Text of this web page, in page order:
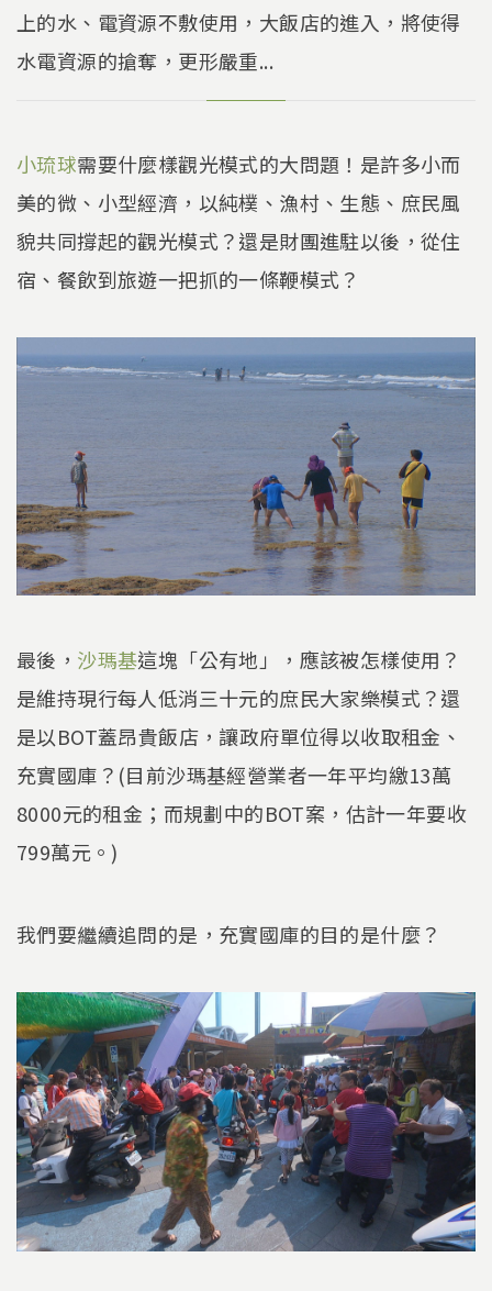
上的水、電資源不敷使用，大飯店的進入，將使得
水電資源的搶奪，更形嚴重...
小琉球需要什麼樣觀光模式的大問題！是許多小而
美的微、小型經濟，以純樸、漁村、生態、庶民風
貌共同撐起的觀光模式？還是財團進駐以後，從住
宿、餐飲到旅遊一把抓的一條鞭模式？
最後， 沙瑪基這塊「公有地」，應該被怎樣使用？
是維持現行每人低消三十元的庶民大家樂模式？還
是以BOT蓋昂貴飯店，讓政府單位得以收取租金、
充實國庫？(目前沙瑪基經營業者一年平均繳13萬
8000元的租金；而規劃中的BOT案，估計一年要收
799萬元。)
我們要繼續追問的是，充實國庫的目的是什麼？